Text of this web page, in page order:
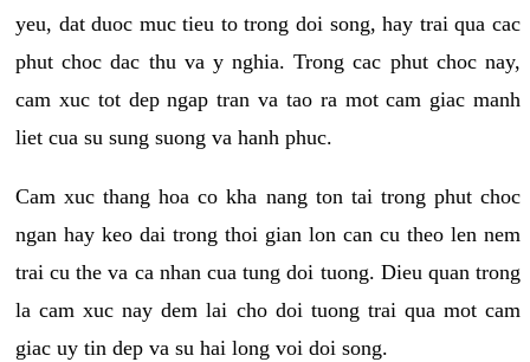
yeu, dat duoc muc tieu to trong doi song, hay trai qua cac
phut choc dac thu va y nghia. Trong cac phut choc nay,
cam xuc tot dep ngap tran va tao ra mot cam giac manh
liet cua su sung suong va hanh phuc.
Cam xuc thang hoa co kha nang ton tai trong phut choc
ngan hay keo dai trong thoi gian lon can cu theo len nem
trai cu the va ca nhan cua tung doi tuong. Dieu quan trong
la cam xuc nay dem lai cho doi tuong trai qua mot cam
giac uy tin dep va su hai long voi doi song.